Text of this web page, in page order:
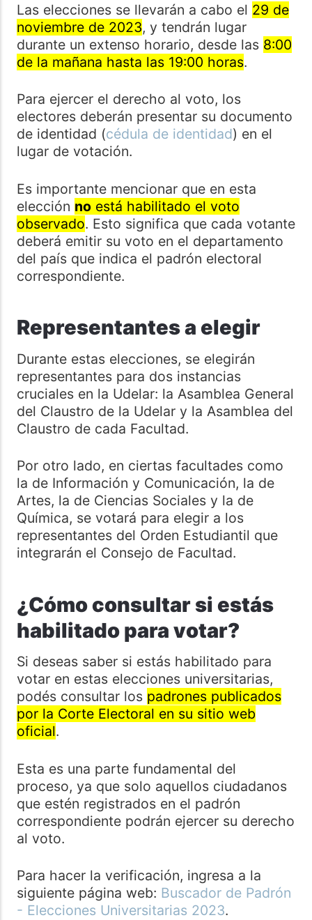
Las elecciones se llevarán a cabo el 29 de
noviembre de 2023, y tendrán lugar
durante un extenso horario, desde las 8:00
de la mañana hasta las 19:00 horas.
Para ejercer el derecho al voto, los
electores deberán presentar su documento
de identidad (cédula de identidad) en el
lugar de votación.
Es importante mencionar que en esta
elección noestá habilitado el voto
observado. Esto significa que cada votante
deberá emitir su voto en el departamento
del país que indica el padrón electoral
correspondiente.
Representantes a elegir
Durante estas elecciones, se elegirán
representantes para dos instancias
cruciales en la Udelar: la Asamblea General
del Claustro de la Udelar y la Asamblea del
Claustro de cada Facultad.
Por otro lado, en ciertas facultades como
la de Información y Comunicación, la de
Artes, la de Ciencias Sociales y la de
Química, se votará para elegir a los
representantes del Orden Estudiantil que
integrarán el Consejo de Facultad.
¿Cómo consultar si estás
habilitado para votar?
Si deseas saber si estás habilitado para
votar en estas elecciones universitarias,
podés consultar los padrones publicados
por la Corte Electoral en su sitio web
oficial.
Esta es una parte fundamental del
proceso, ya que solo aquellos ciudadanos
que estén registrados en el padrón
correspondiente podrán ejercer su derecho
al voto.
Para hacer la verificación, ingresa a la
siguiente página web: Buscador de Padrón
- Elecciones Universitarias 2023.